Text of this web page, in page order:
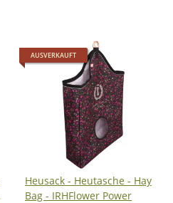
AUSVERKAUFT
Heusack - Heutasche - Hay
Bag - IRHFlower Power